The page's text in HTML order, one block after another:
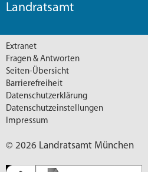
Landratsamt
© 2026 Landratsamt München
Extranet
Fragen & Antworten
Seiten-Übersicht
Barrierefreiheit
Datenschutzerklärung
Datenschutzeinstellungen
Impressum